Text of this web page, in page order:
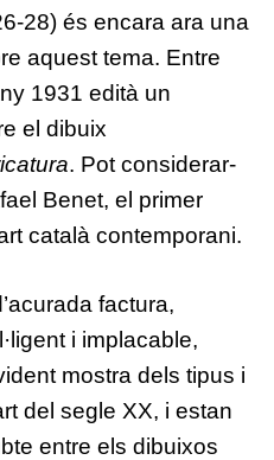
28) és encara ara una
aquest tema. Entre
1931 edità un
el dibuix
. Pot considerar-
Benet, el primer
català contemporani.
factura,
i implacable,
mostra dels tipus i
del segle XX, i estan
entre els dibuixos